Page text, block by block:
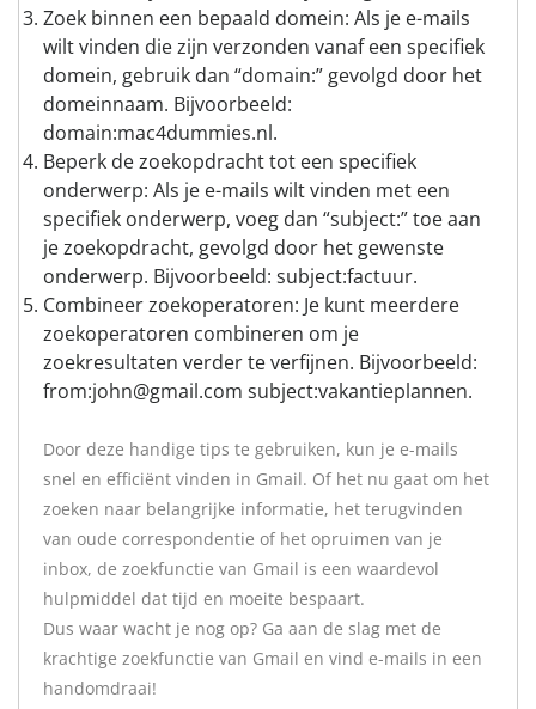
Zoek binnen een bepaald domein: Als je e-mails
wilt vinden die zijn verzonden vanaf een specifiek
domein, gebruik dan “domain:” gevolgd door het
domeinnaam. Bijvoorbeeld:
domain:mac4dummies.nl.
Beperk de zoekopdracht tot een specifiek
onderwerp: Als je e-mails wilt vinden met een
specifiek onderwerp, voeg dan “subject:” toe aan
je zoekopdracht, gevolgd door het gewenste
onderwerp. Bijvoorbeeld: subject:factuur.
Combineer zoekoperatoren: Je kunt meerdere
zoekoperatoren combineren om je
zoekresultaten verder te verfijnen. Bijvoorbeeld:
from:john@gmail.com subject:vakantieplannen.
Door deze handige tips te gebruiken, kun je e-mails
snel en efficiënt vinden in Gmail. Of het nu gaat om het
zoeken naar belangrijke informatie, het terugvinden
van oude correspondentie of het opruimen van je
inbox, de zoekfunctie van Gmail is een waardevol
hulpmiddel dat tijd en moeite bespaart.
Dus waar wacht je nog op? Ga aan de slag met de
krachtige zoekfunctie van Gmail en vind e-mails in een
handomdraai!